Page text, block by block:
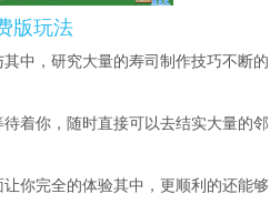
版玩法
中，研究大量的寿司制作技巧不断的
着你，随时直接可以去结实大量的邻
你完全的体验其中，更顺利的还能够